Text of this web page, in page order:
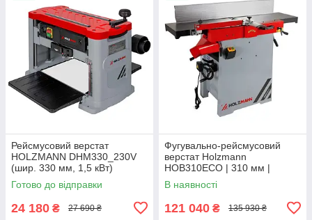
Рейсмусовий верстат
HOLZMANN DHM330_230V
(шир. 330 мм, 1,5 кВт)
Готово до відправки
24 180 ₴ 27 690 ₴
Фугувально-рейсмусовий
верстат Holzmann
HOB310ECO | 310 мм |
Чавунні столи | Гарантія 24
міс
В наявності
121 040 ₴ 135 930 ₴